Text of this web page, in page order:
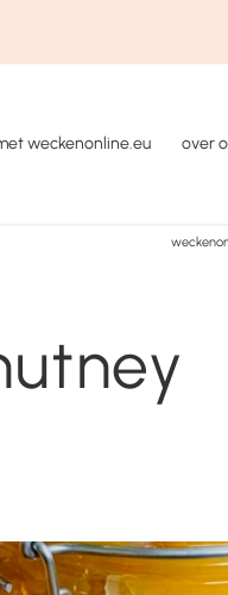
weckenonline.eu over